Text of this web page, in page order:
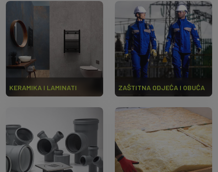
KERAMIKA I LAMINATI ZAŠTITNA ODJEĆA I OBUĆA